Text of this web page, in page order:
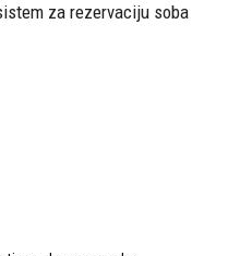
za rezervaciju soba